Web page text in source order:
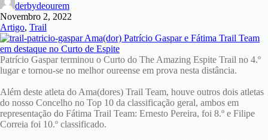
derbydeourem
Novembro 2, 2022
Artigo, Trail
Patrício Gaspar terminou o Curto do The Amazing Espite Trail no 4.º
lugar e tornou-se no melhor oureense em prova nesta distância.
Além deste atleta do Ama(dores) Trail Team, houve outros dois atletas
do nosso Concelho no Top 10 da classificação geral, ambos em
representação do Fátima Trail Team: Ernesto Pereira, foi 8.º e Filipe
Correia foi 10.º classificado.